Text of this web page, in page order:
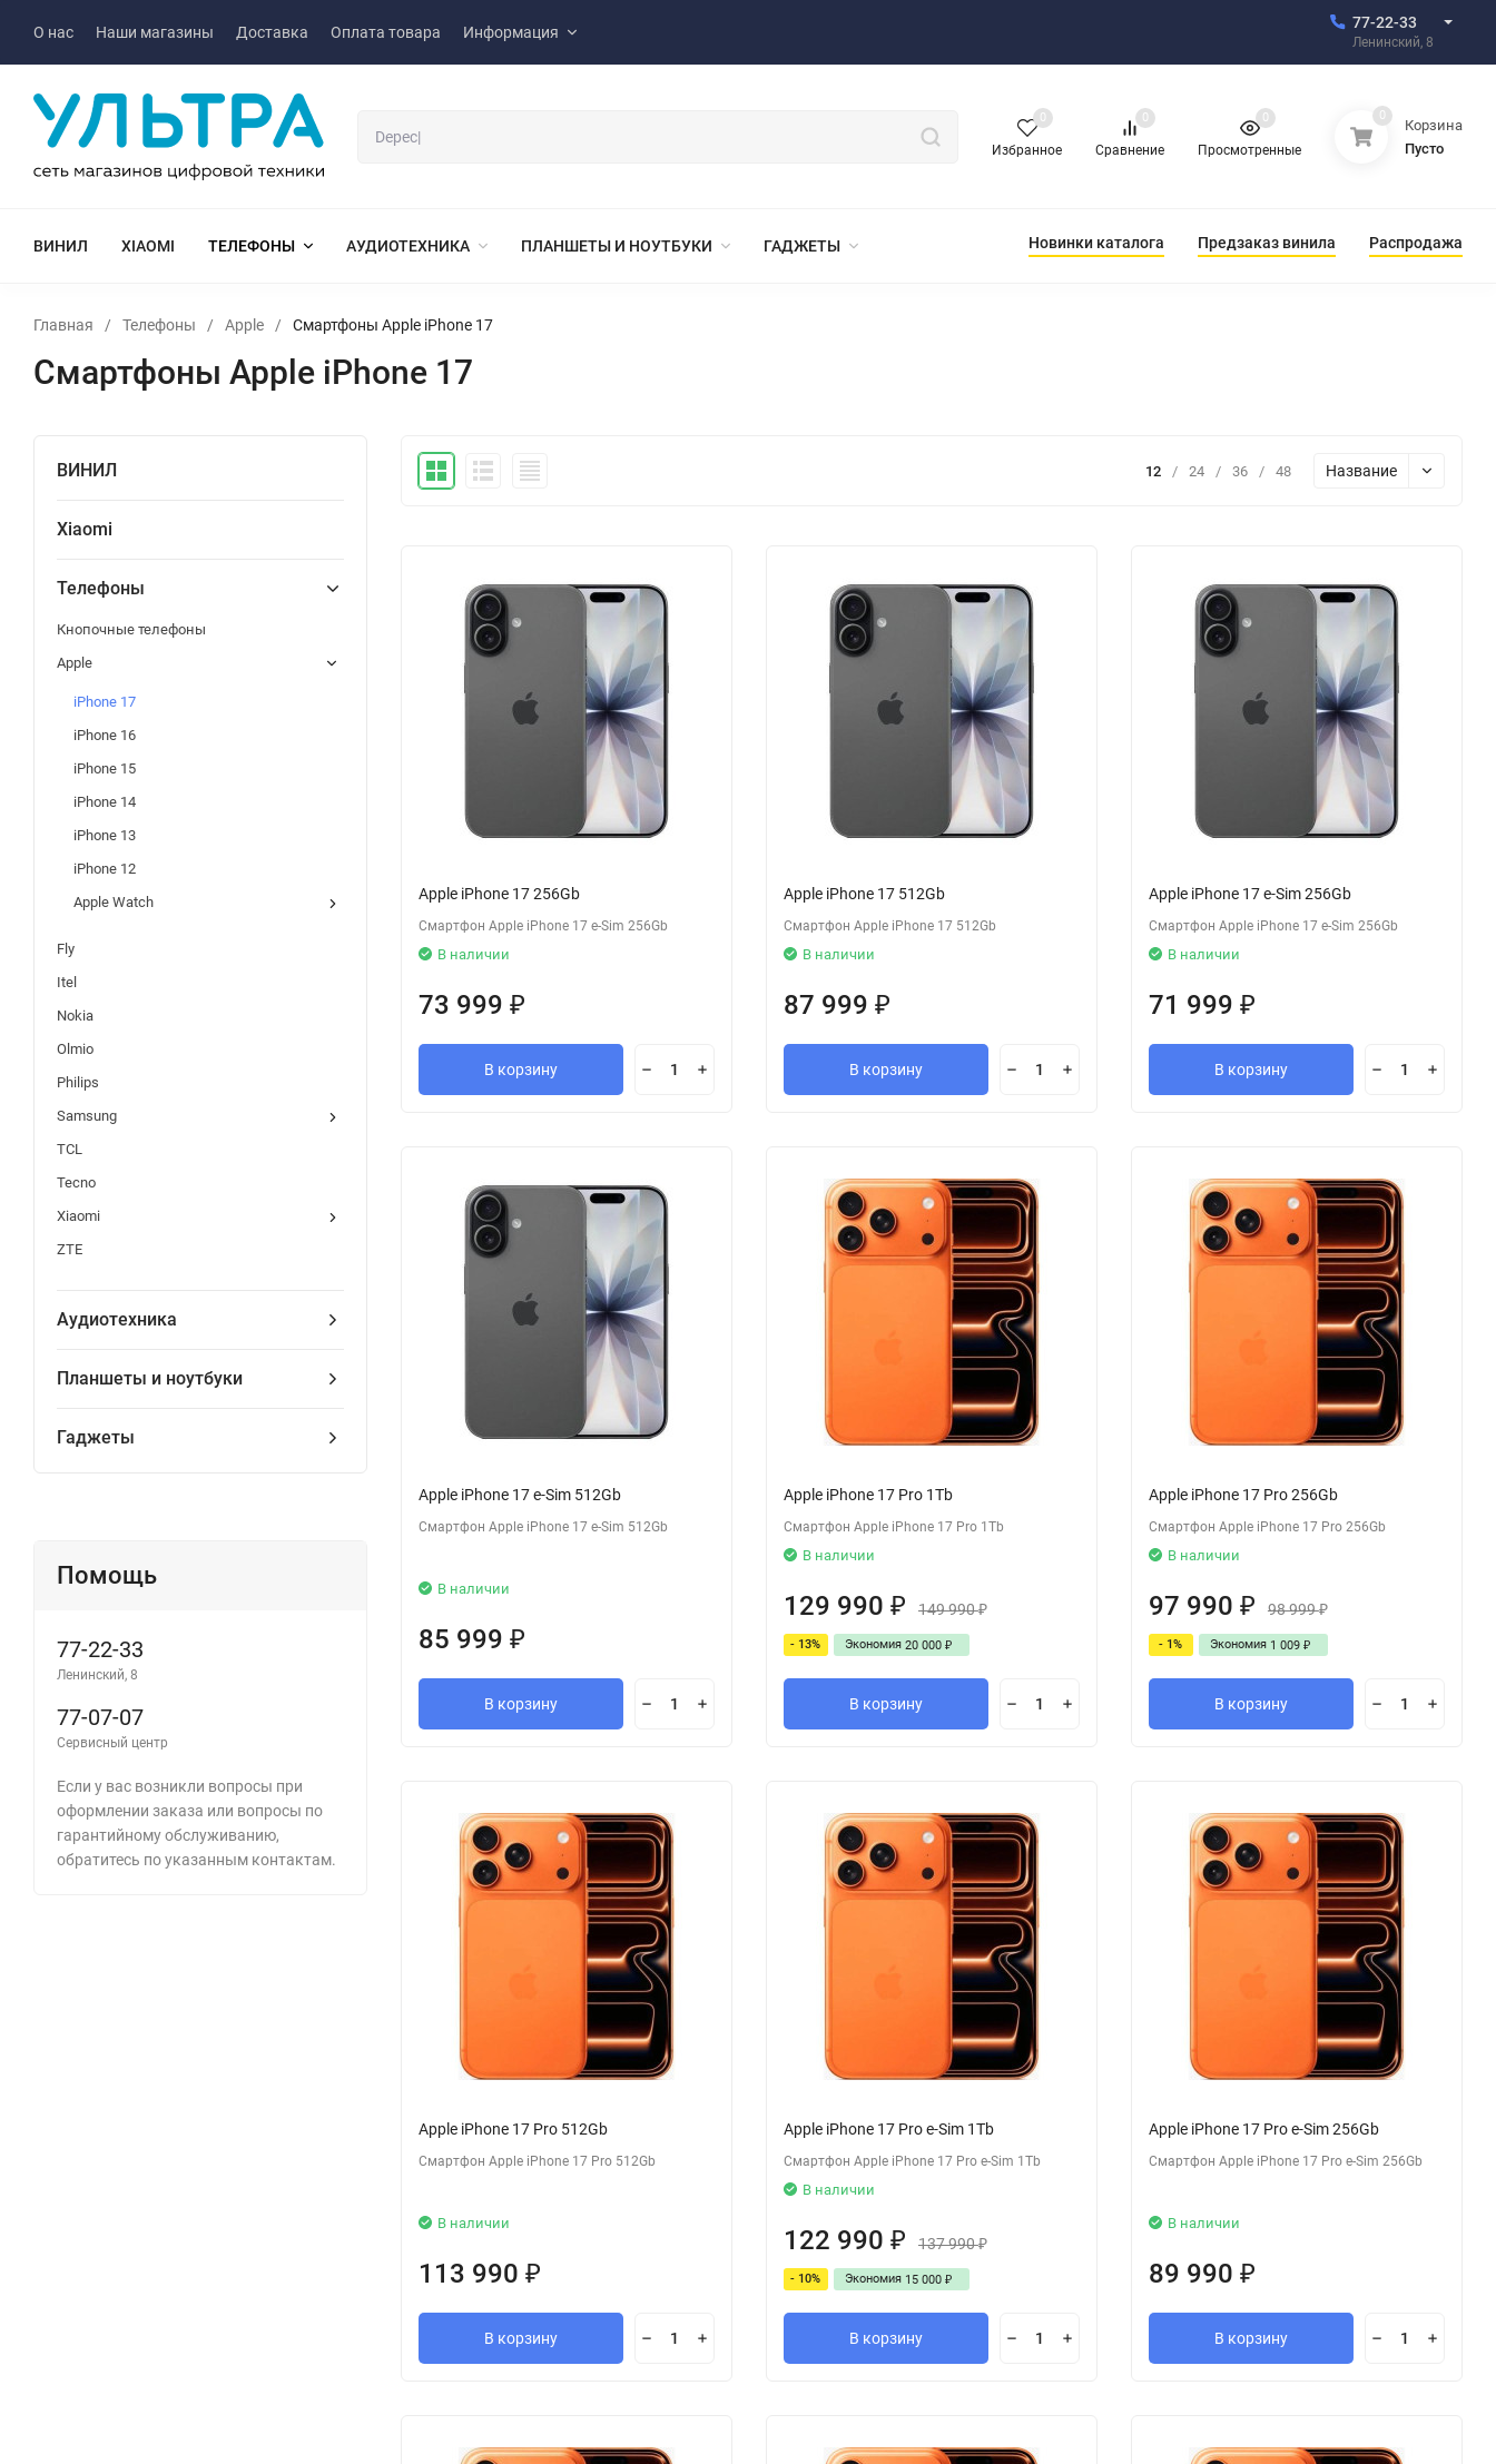
О нас Наши магазины Доставка Оплата товара Информация
77-22-33
Ленинский, 8
Избранное
0
Сравнение
0
Просмотренные
0 0
Корзина
Пусто
ВИНИЛ XIAOMI ТЕЛЕФОНЫ АУДИОТЕХНИКА ПЛАНШЕТЫ И НОУТБУКИ ГАДЖЕТЫ Новинки каталога Предзаказ винила Распродажа
Главная / Телефоны / Apple / Cмартфоны Apple iPhone 17
Cмартфоны Apple iPhone 17
ВИНИЛ
Xiaomi
Телефоны
Кнопочные телефоны
Apple
iPhone 17
iPhone 16
iPhone 15
iPhone 14
iPhone 13
iPhone 12
Apple Watch
Fly
Itel
Nokia
Olmio
Philips
Samsung
TCL
Tecno
Xiaomi
ZTE
Аудиотехника
Планшеты и ноутбуки
Гаджеты
Помощь
77-22-33
Ленинский, 8
77-07-07
Сервисный центр
Если у вас возникли вопросы при
оформлении заказа или вопросы по
гарантийному обслуживанию,
обратитесь по указанным контактам.
12 / 24 / 36 / 48 Название
Apple iPhone 17 256Gb
Смартфон Apple iPhone 17 e-Sim 256Gb
В наличии
73 999 ₽
В корзину
Apple iPhone 17 512Gb
Смартфон Apple iPhone 17 512Gb
В наличии
87 999 ₽
В корзину
Apple iPhone 17 e-Sim 256Gb
Смартфон Apple iPhone 17 e-Sim 256Gb
В наличии
71 999 ₽
В корзину
Apple iPhone 17 e-Sim 512Gb
Смартфон Apple iPhone 17 e-Sim 512Gb
В наличии
85 999 ₽
В корзину
Apple iPhone 17 Pro 1Tb
Смартфон Apple iPhone 17 Pro 1Tb
В наличии
129 990 ₽ 149 990₽
- 13% Экономия 20 000 ₽
В корзину
Apple iPhone 17 Pro 256Gb
Смартфон Apple iPhone 17 Pro 256Gb
В наличии
97 990 ₽ 98 999₽
- 1% Экономия 1 009 ₽
В корзину
Apple iPhone 17 Pro 512Gb
Смартфон Apple iPhone 17 Pro 512Gb
В наличии
113 990 ₽
В корзину
Apple iPhone 17 Pro e-Sim 1Tb
Смартфон Apple iPhone 17 Pro e-Sim 1Tb
В наличии
122 990 ₽ 137 990₽
- 10% Экономия 15 000 ₽
В корзину
Apple iPhone 17 Pro e-Sim 256Gb
Смартфон Apple iPhone 17 Pro e-Sim 256Gb
В наличии
89 990 ₽
В корзину